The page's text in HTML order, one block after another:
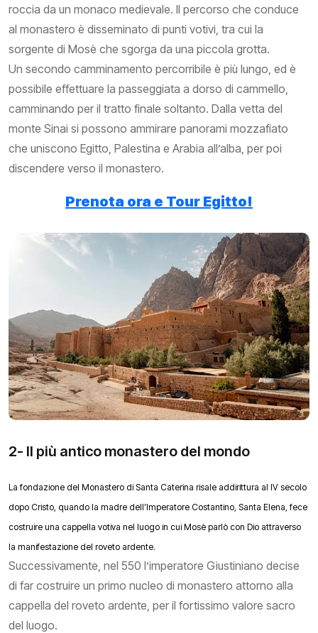
roccia da un monaco medievale. Il percorso che conduce
al monastero è disseminato di punti votivi, tra cui la
sorgente di Mosè che sgorga da una piccola grotta.
Un secondo camminamento percorribile è più lungo, ed è
possibile effettuare la passeggiata a dorso di cammello,
camminando per il tratto finale soltanto. Dalla vetta del
monte Sinai si possono ammirare panorami mozzafiato
che uniscono Egitto, Palestina e Arabia all’alba, per poi
discendere verso il monastero.
Prenota ora e Tour Egitto!
2- Il più antico monastero del mondo
La fondazione del Monastero di Santa Caterina risale addirittura al IV secolo
dopo Cristo, quando la madre dell’Imperatore Costantino, Santa Elena, fece
costruire una cappella votiva nel luogo in cui Mosè parlò con Dio attraverso
la manifestazione del roveto ardente.
Successivamente, nel 550 l’imperatore Giustiniano decise
di far costruire un primo nucleo di monastero attorno alla
cappella del roveto ardente, per il fortissimo valore sacro
del luogo.